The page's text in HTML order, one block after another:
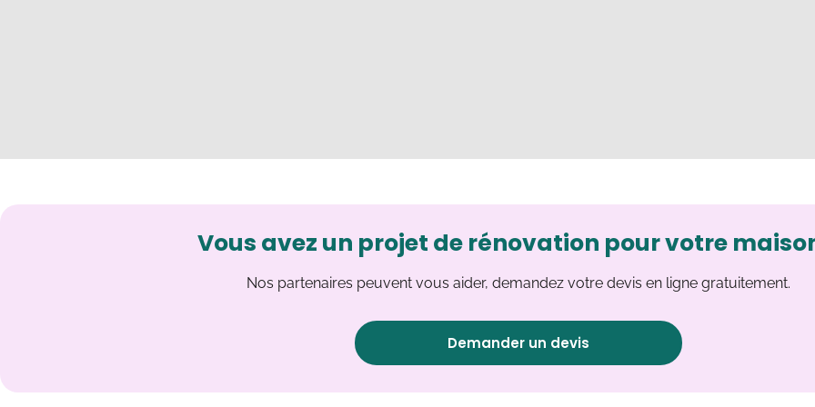
Vous avez un projet de rénovation pour votre
Nos partenaires peuvent vous aider, demandez votre devis en ligne gratuitement.
Demander un devis